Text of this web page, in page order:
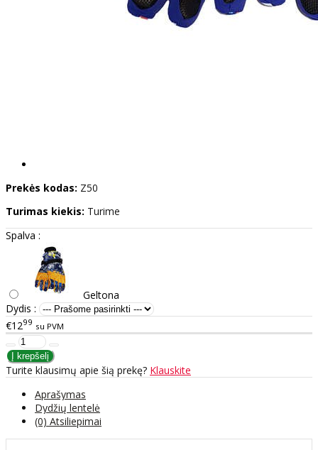
Prekės kodas: Z50
Turimas kiekis: Turime
Spalva :
Geltona
Dydis :
€1299 su PVM
Turite klausimų apie šią prekę? Klauskite
Aprašymas
Dydžių lentelė
(0) Atsiliepimai